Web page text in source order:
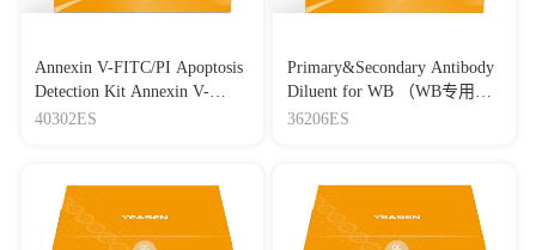
Annexin V-FITC/PI Apoptosis
Detection Kit Annexin V-
FITC/PI 细胞凋亡检测试剂盒
40302ES
Primary&Secondary Antibody
Diluent for WB （WB专用一
抗二抗稀释液）
36206ES